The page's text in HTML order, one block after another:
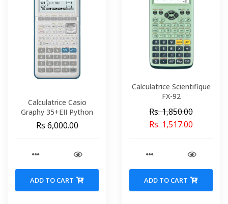
Calculatrice Casio
Graphy 35+EII Python
Rs 6,000.00
ADD TO CART
Calculatrice Scientifique
FX-92
Rs. 1,850.00
Rs. 1,517.00
ADD TO CART